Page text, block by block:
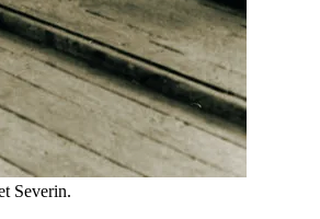
Severin.